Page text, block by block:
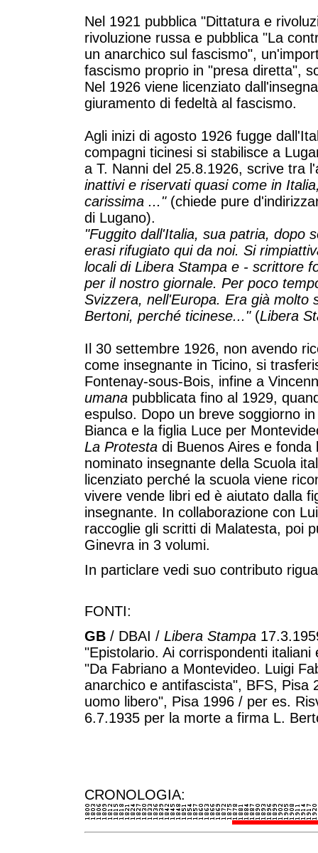
Nel 1921 pubblica "Dittatura e
rivoluzione russa e pubblica "La
un anarchico sul fascismo",
fascismo proprio in "presa diretta",
Nel 1926 viene licenziato
giuramento di fedeltà al fascismo.
Agli inizi di agosto 1926 fugge
compagni ticinesi si stabilisce a
a T. Nanni del 25.8.1926, scrive tra
inattivi e riservati quasi come in
carissima ..."(chiede pure
di Lugano).
"Fuggito dall'Italia, sua patria, dopo
erasi rifugiato qui da noi. Si
locali di Libera Stampa e - scrittore
per il nostro giornale. Per poco
Svizzera, nell'Europa. Era già molto
Bertoni, perché ticinese..."(Libera
Il 30 settembre 1926, non avendo
come insegnante in Ticino, si
Fontenay-sous-Bois, infine a
umana pubblicata fino al 1929,
espulso. Dopo un breve soggiorno
Bianca e la figlia Luce per
La Protesta di Buenos Aires e
nominato insegnante della Scuola
licenziato perché la scuola viene
vivere vende libri ed è aiutato dalla
insegnante. In collaborazione con
raccoglie gli scritti di Malatesta, poi
Ginevra in 3 volumi.
In particlare vedi suo contributo
FONTI:
GB / DBAI / Libera Stampa
"Epistolario. Ai corrispondenti
"Da Fabriano a Montevideo. Luigi
anarchico e antifascista", BFS, Pisa
uomo libero", Pisa 1996 / per es.
6.7.1935 per la morte a firma L.
CRONOLOGIA: